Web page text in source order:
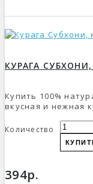
КУРАГА
Купить 100%
вкусная и нежная
Количество
394р.